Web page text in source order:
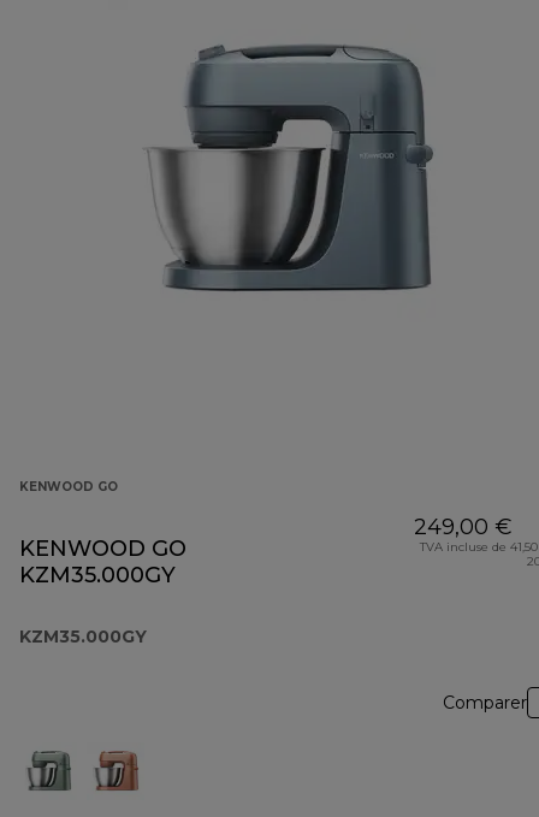
KENWOOD GO
KENWOOD GO
KZM35.000GY
KZM35.000GY
249,00 €
TVA incluse de
Comparer